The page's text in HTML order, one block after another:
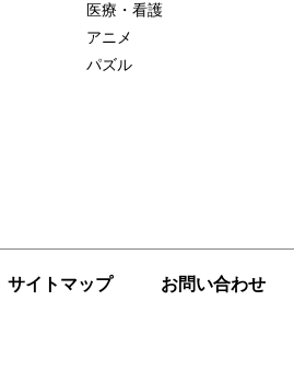
医療・看護
アニメ
パズル
サイトマップ お問い合わせ